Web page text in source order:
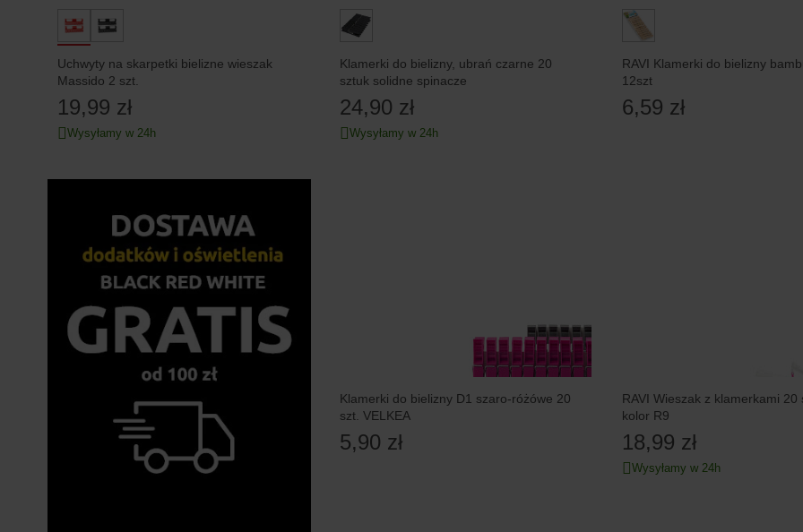
Uchwyty na skarpetki bielizne wieszak
Massido 2 szt.
19,99 zł
Wysyłamy w 24h
Klamerki do bielizny, ubrań czarne 20
sztuk solidne spinacze
24,90 zł
Wysyłamy w 24h
RAVI Klamerki do bielizny
12szt
6,59 zł
Klamerki do bielizny D1 szaro-różówe 20
szt. VELKEA
5,90 zł
RAVI Wieszak z klamerkami 20
kolor R9
18,99 zł
Wysyłamy w 24h